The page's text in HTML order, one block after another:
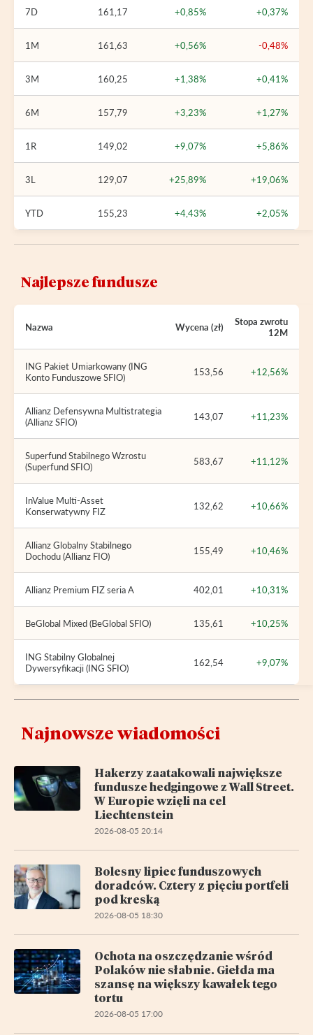
7D 161,17 +0,85% +0,37%
1M 161,63 +0,56% -0,48%
3M 160,25 +1,38% +0,41%
6M 157,79 +3,23% +1,27%
1R 149,02 +9,07% +5,86%
3L 129,07 +25,89% +19,06%
YTD 155,23 +4,43% +2,05%
Najlepsze fundusze
Nazwa Wycena (zł)
Stopa zwrotu
12M
ING Pakiet Umiarkowany (ING
Konto Funduszowe SFIO)
153,56 +12,56%
Allianz Defensywna Multistrategia
(Allianz SFIO)
143,07 +11,23%
Superfund Stabilnego Wzrostu
(Superfund SFIO)
583,67 +11,12%
InValue Multi-Asset
Konserwatywny FIZ
132,62 +10,66%
Allianz Globalny Stabilnego
Dochodu (Allianz FIO)
155,49 +10,46%
Allianz Premium FIZ seria A 402,01 +10,31%
BeGlobal Mixed (BeGlobal SFIO) 135,61 +10,25%
ING Stabilny Globalnej
Dywersyfikacji (ING SFIO)
162,54 +9,07%
Najnowsze wiadomości
Hakerzy zaatakowali największe
fundusze hedgingowe z Wall Street.
W Europie wzięli na cel
Liechtenstein
2026-08-05 20:14
Bolesny lipiec funduszowych
doradców. Cztery z pięciu portfeli
pod kreską
2026-08-05 18:30
Ochota na oszczędzanie wśród
Polaków nie słabnie. Giełda ma
szansę na większy kawałek tego
tortu
2026-08-05 17:00